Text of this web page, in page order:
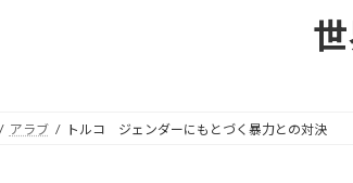
アラブ トルコ ジェンダーにもとづく暴力との対決